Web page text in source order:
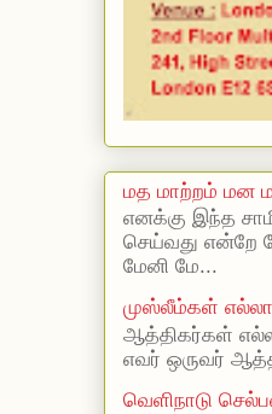
மத மாற்றம் மன
எனக்கு இந்த
செய்வது என்றே
மேனி மே...
முஸ்லீம்கள்
ஆத்திகர்கள்
எவர் ஒருவர்
வெளிநாடு